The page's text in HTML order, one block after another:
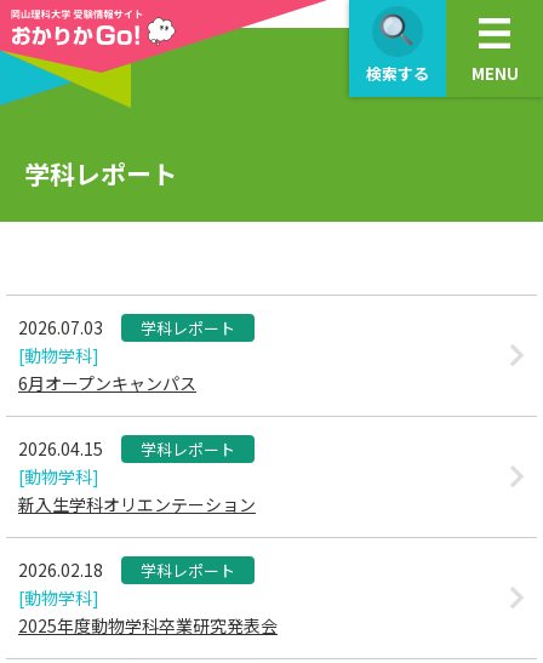
検索する MENU
学科レポート
2026.07.03 学科レポート
[動物学科]
6月オープンキャンパス
2026.04.15 学科レポート
[動物学科]
新入生学科オリエンテーション
2026.02.18 学科レポート
[動物学科]
2025年度動物学科卒業研究発表会